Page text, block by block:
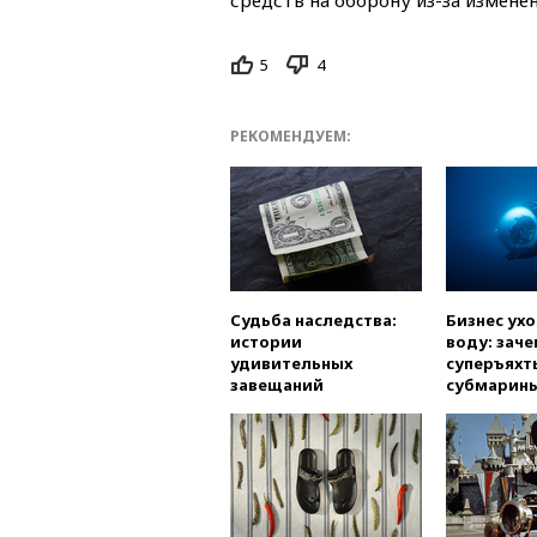
5 4
РЕКОМЕНДУЕМ:
Судьба наследства:
истории
удивительных
завещаний
Бизнес
воду: